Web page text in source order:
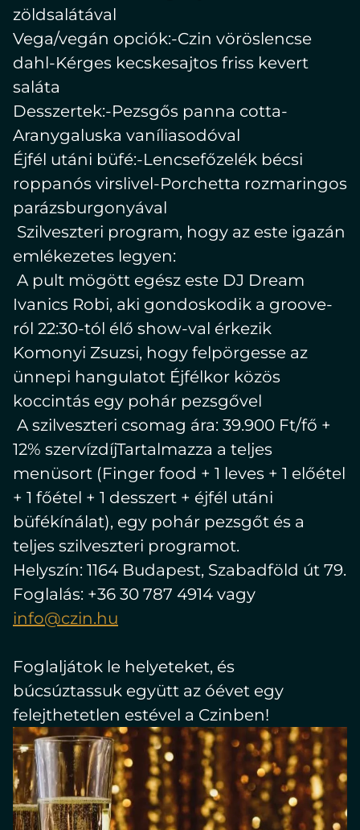
zöldsalátával
Vega/vegán opciók:-Czin vöröslencse
dahl-Kérges kecskesajtos friss kevert
saláta
Desszertek:-Pezsgős panna cotta-
Aranygaluska vaníliasodóval
Éjfél utáni büfé:-Lencsefőzelék bécsi
roppanós virslivel-Porchetta rozmaringos
parázsburgonyával
Szilveszteri program, hogy az este igazán
emlékezetes legyen:
A pult mögött egész este DJ Dream
Ivanics Robi, aki gondoskodik a groove-
ról 22:30-tól élő show-val érkezik
Komonyi Zsuzsi, hogy felpörgesse az
ünnepi hangulatot Éjfélkor közös
koccintás egy pohár pezsgővel
A szilveszteri csomag ára: 39.900 Ft/fő +
12% szervízdíjTartalmazza a teljes
menüsort (Finger food + 1 leves + 1 előétel
+ 1 főétel + 1 desszert + éjfél utáni
büfékínálat), egy pohár pezsgőt és a
teljes szilveszteri programot.
Helyszín: 1164 Budapest, Szabadföld út 79.
Foglalás: +36 30 787 4914 vagy
info@czin.hu
Foglaljátok le helyeteket, és
búcsúztassuk együtt az óévet egy
felejthetetlen estével a Czinben!